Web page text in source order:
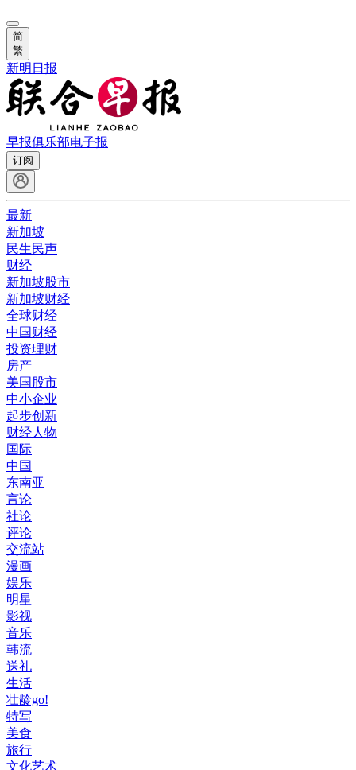
简
繁
新明日报
早报俱乐部电子报
订阅
最新
新加坡
民生民声
财经
新加坡股市
新加坡财经
全球财经
中国财经
投资理财
房产
美国股市
中小企业
起步创新
财经人物
国际
中国
东南亚
言论
社论
评论
交流站
漫画
娱乐
明星
影视
音乐
韩流
送礼
生活
壮龄go!
特写
美食
旅行
文化艺术